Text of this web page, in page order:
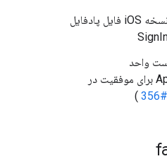
به‌روزرسانی حداقل نسخه iOS فایل پادفایل
واحد
AppCheckExample برای موفقیت در
#356
)